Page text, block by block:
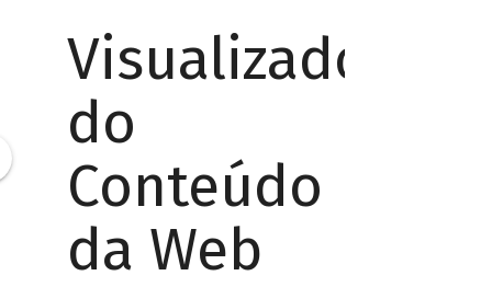
Visualizador
do
Conteúdo
da Web